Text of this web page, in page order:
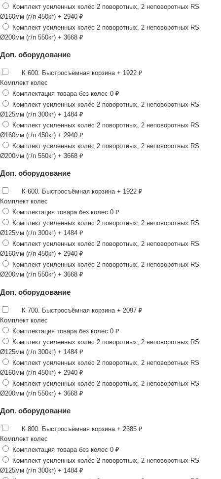
Комплект усиленных колёс 2 поворотных, 2 неповоротных RS
Ø160мм (г/п 450кг) + 2940 ₽
Комплект усиленных колёс 2 поворотных, 2 неповоротных RS
Ø200мм (г/п 550кг) + 3668 ₽
Доп. оборудование
К 600. Быстросъёмная корзина + 1922 ₽
Комплект колес
Комплектация товара без колес 0 ₽
Комплект усиленных колёс 2 поворотных, 2 неповоротных RS
Ø125мм (г/п 300кг) + 1484 ₽
Комплект усиленных колёс 2 поворотных, 2 неповоротных RS
Ø160мм (г/п 450кг) + 2940 ₽
Комплект усиленных колёс 2 поворотных, 2 неповоротных RS
Ø200мм (г/п 550кг) + 3668 ₽
Доп. оборудование
К 600. Быстросъёмная корзина + 1922 ₽
Комплект колес
Комплектация товара без колес 0 ₽
Комплект усиленных колёс 2 поворотных, 2 неповоротных RS
Ø125мм (г/п 300кг) + 1484 ₽
Комплект усиленных колёс 2 поворотных, 2 неповоротных RS
Ø160мм (г/п 450кг) + 2940 ₽
Комплект усиленных колёс 2 поворотных, 2 неповоротных RS
Ø200мм (г/п 550кг) + 3668 ₽
Доп. оборудование
К 700. Быстросъёмная корзина + 2097 ₽
Комплект колес
Комплектация товара без колес 0 ₽
Комплект усиленных колёс 2 поворотных, 2 неповоротных RS
Ø125мм (г/п 300кг) + 1484 ₽
Комплект усиленных колёс 2 поворотных, 2 неповоротных RS
Ø160мм (г/п 450кг) + 2940 ₽
Комплект усиленных колёс 2 поворотных, 2 неповоротных RS
Ø200мм (г/п 550кг) + 3668 ₽
Доп. оборудование
К 800. Быстросъёмная корзина + 2385 ₽
Комплект колес
Комплектация товара без колес 0 ₽
Комплект усиленных колёс 2 поворотных, 2 неповоротных RS
Ø125мм (г/п 300кг) + 1484 ₽